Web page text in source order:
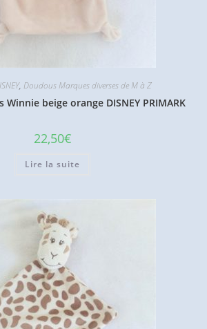
, Doudous Marques diverses de M à Z
beige orange DISNEY PRIMARK
22,50€
Lire la suite